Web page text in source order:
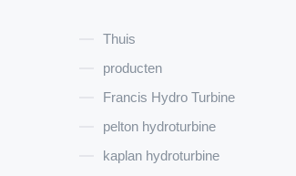
Thuis
producten
Francis Hydro Turbine
pelton hydroturbine
kaplan hydroturbine